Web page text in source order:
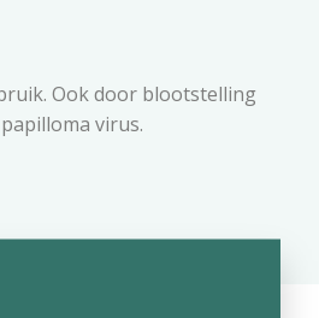
Ook door blootstelling
virus.